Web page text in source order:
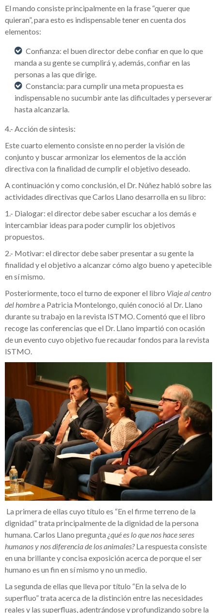
El mando consiste principalmente en la frase “querer que
quieran”, para esto es indispensable tener en cuenta dos
elementos:
Confianza: el buen director debe confiar en que lo que
manda a su gente se cumplirá y, además, confiar en las
personas a las que dirige.
Constancia: para cumplir una meta propuesta es
indispensable no sucumbir ante las dificultades y perseverar
hasta alcanzarla.
4.- Acción de síntesis:
Este cuarto elemento consiste en no perder la visión de
conjunto y buscar armonizar los elementos de la acción
directiva con la finalidad de cumplir el objetivo deseado.
A continuación y como conclusión, el Dr. Núñez habló sobre las
actividades directivas que Carlos Llano desarrolla en su libro:
1.- Dialogar: el director debe saber escuchar a los demás e
intercambiar ideas para poder cumplir los objetivos
propuestos.
2.- Motivar: el director debe saber presentar a su gente la
finalidad y el objetivo a alcanzar cómo algo bueno y apetecible
en sí mismo.
Posteriormente, toco el turno de exponer el libro Viaje al centro
del hombrea Patricia Montelongo, quién conoció al Dr. Llano
durante su trabajo en la revista ISTMO. Comentó que el libro
recoge las conferencias que el Dr. Llano impartió con ocasión
de un evento cuyo objetivo fue recaudar fondos para la revista
ISTMO.
La primera de ellas cuyo título es “En el firme terreno de la
dignidad” trata principalmente de la dignidad de la persona
humana. Carlos Llano pregunta ¿qué es lo que nos hace seres
humanos y nos diferencia de los animales?La respuesta consiste
en una brillante y concisa exposición acerca de porque el ser
humano es un fin en sí mismo y no un medio.
La segunda de ellas que lleva por título “En la selva de lo
superfluo” trata acerca de la distinción entre las necesidades
reales y las superfluas, adentrándose y profundizando sobre la